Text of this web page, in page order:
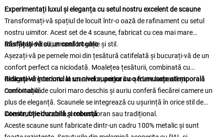
Experimentați luxul și eleganța cu setul nostru excelent de scaune
Transformați-vă spațiul de locuit într-o oază de rafinament cu setul
nostru uimitor. Acest set de 4 scaune, fabricat cu cea mai mare
atenție la detalii, emană bogăție și stil.
Răsfățați-vă cu un confort unic
Așezați-vă pe pernele moi din țesătură catifelată și bucurați-vă de un
confort perfect ca niciodată. Moalețea țesăturii, combinată cu
designul ergonomic al scaunelor, asigură o ședere luxoasă și
confortabilă.
Ridicați-vă interiorul la un nivel superior cu o frumusețe atemporală
Combinația de culori maro deschis și auriu conferă fiecărei camere un
plus de eleganță. Scaunele se integrează cu ușurință în orice stil de
interior, fie el modern, contemporan sau tradițional.
Construcție durabilă și robustă
Aceste scaune sunt fabricate dintr-un cadru 100% metalic și sunt